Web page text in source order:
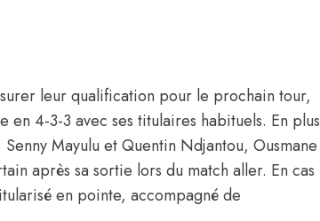
leur qualification pour le prochain tour,
en 4-3-3 avec ses titulaires habituels. En plus
Mayulu et Quentin Ndjantou, Ousmane
après sa sortie lors du match aller. En cas
en pointe, accompagné de